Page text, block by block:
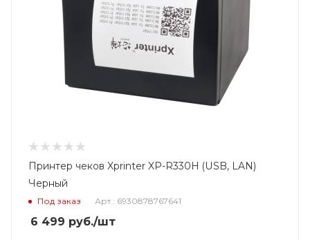
Принтер чеков Xprinter XP-R330H (USB, LAN)
Черный
Под заказ Арт.: 6930878767641
6 499 руб./шт